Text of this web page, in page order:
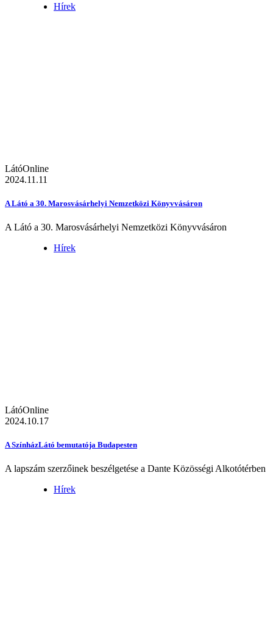
Hírek
LátóOnline
2024.11.11
A Látó a 30. Marosvásárhelyi Nemzetközi Könyvvásáron
A Látó a 30. Marosvásárhelyi Nemzetközi Könyvvásáron
Hírek
LátóOnline
2024.10.17
A SzínházLátó bemutatója Budapesten
A lapszám szerzőinek beszélgetése a Dante Közösségi Alkotótérben
Hírek